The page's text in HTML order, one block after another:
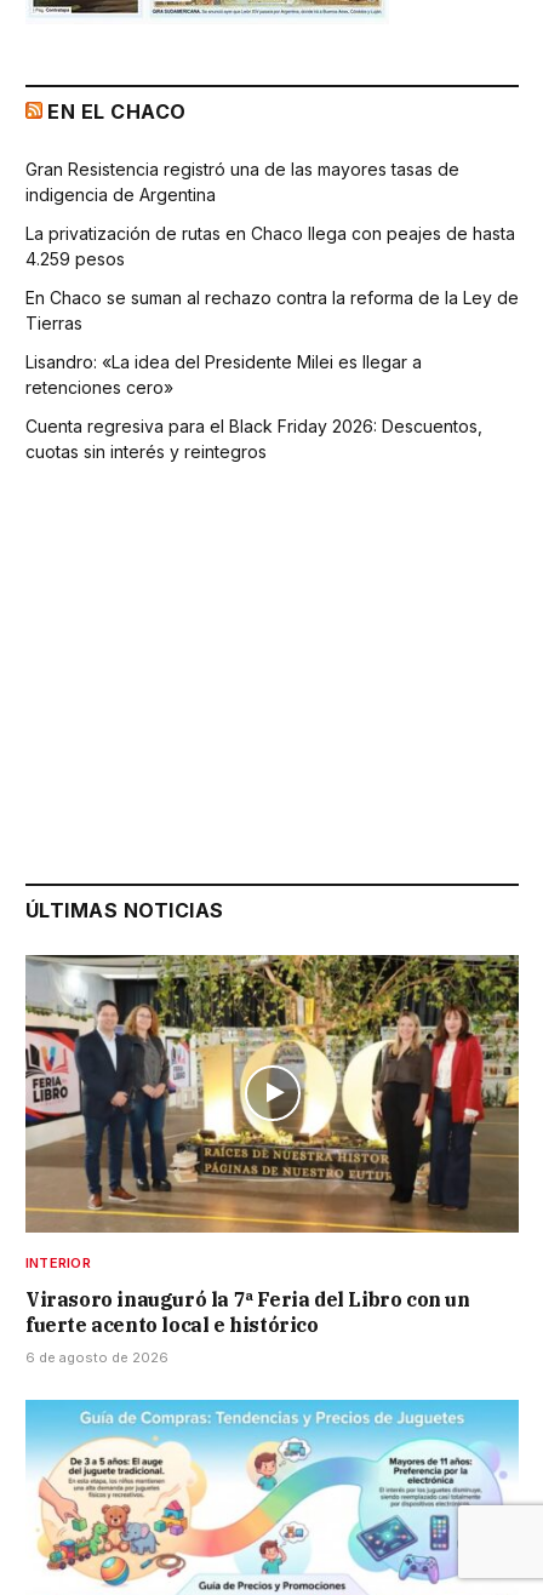
EN EL CHACO
Gran Resistencia registró una de las mayores tasas de
indigencia de Argentina
La privatización de rutas en Chaco llega con peajes de hasta
4.259 pesos
En Chaco se suman al rechazo contra la reforma de la Ley de
Tierras
Lisandro: «La idea del Presidente Milei es llegar a
retenciones cero»
Cuenta regresiva para el Black Friday 2026: Descuentos,
cuotas sin interés y reintegros
ÚLTIMAS NOTICIAS
INTERIOR
Virasoro inauguró la 7ª Feria del Libro con un
fuerte acento local e histórico
6 de agosto de 2026